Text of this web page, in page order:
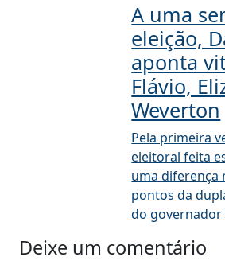
A uma
eleição,
aponta
Flávio,
Weverton
Pela primeira
eleitoral feita
uma diferença
pontos da
do governador
Deixe um comentário